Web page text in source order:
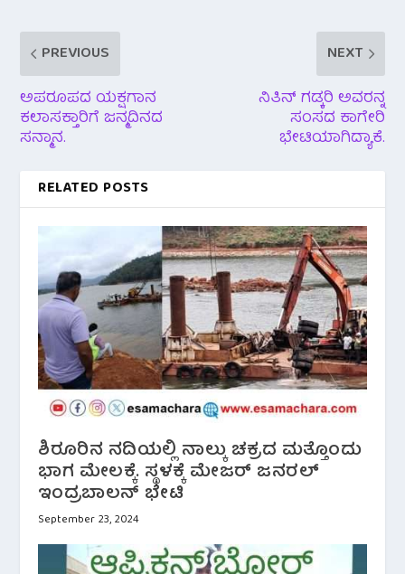
PREVIOUS
ಅಪರೂಪದ ಯಕ್ಷಗಾನ
ಕಲಾಸಕ್ತಾರಿಗೆ ಜನ್ಮದಿನದ
ಸನ್ಮಾನ.
NEXT
ನಿತಿನ್ ಗಡ್ಕರಿ ಅವರನ್ನ
ಸಂಸದ ಕಾಗೇರಿ
ಭೇಟಿಯಾಗಿದ್ಯಾಕೆ.
RELATED POSTS
ಶಿರೂರಿನ ನದಿಯಲ್ಲಿ ನಾಲ್ಕು ಚಕ್ರದ ಮತ್ತೊಂದು
ಭಾಗ ಮೇಲಕ್ಕೆ. ಸ್ಥಳಕ್ಕೆ ಮೇಜರ್ ಜನರಲ್
ಇಂದ್ರಬಾಲನ್ ಭೇಟಿ
September 23, 2024